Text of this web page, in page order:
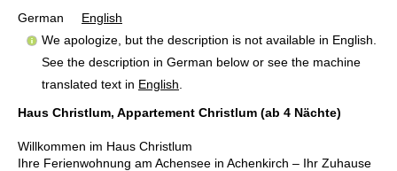
German
English
We apologize, but the description is not available in English.
See the description in German below or see the machine
translated text in English
Haus Christlum, Appartement Christlum (ab 4 Nächte)
Willkommen im Haus Christlum
Ihre Ferienwohnung am Achensee in Achenkirch – Ihr Zuhause